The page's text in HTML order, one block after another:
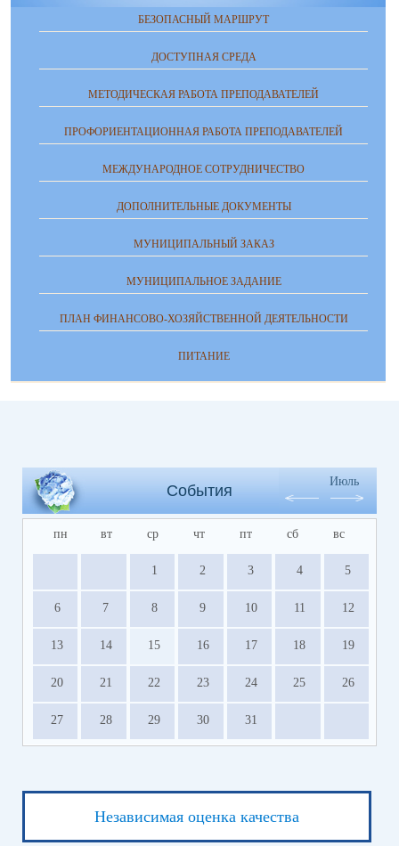
БЕЗОПАСНЫЙ МАРШРУТ
ДОСТУПНАЯ СРЕДА
МЕТОДИЧЕСКАЯ РАБОТА ПРЕПОДАВАТЕЛЕЙ
ПРОФОРИЕНТАЦИОННАЯ РАБОТА ПРЕПОДАВАТЕЛЕЙ
МЕЖДУНАРОДНОЕ СОТРУДНИЧЕСТВО
ДОПОЛНИТЕЛЬНЫЕ ДОКУМЕНТЫ
МУНИЦИПАЛЬНЫЙ ЗАКАЗ
МУНИЦИПАЛЬНОЕ ЗАДАНИЕ
ПЛАН ФИНАНСОВО-ХОЗЯЙСТВЕННОЙ ДЕЯТЕЛЬНОСТИ
ПИТАНИЕ
События
Июль
пн вт ср чт пт сб вс
1 2 3 4 5
6 7 8 9 10 11 12
13 14 15 16 17 18 19
20 21 22 23 24 25 26
27 28 29 30 31
Независимая оценка качества